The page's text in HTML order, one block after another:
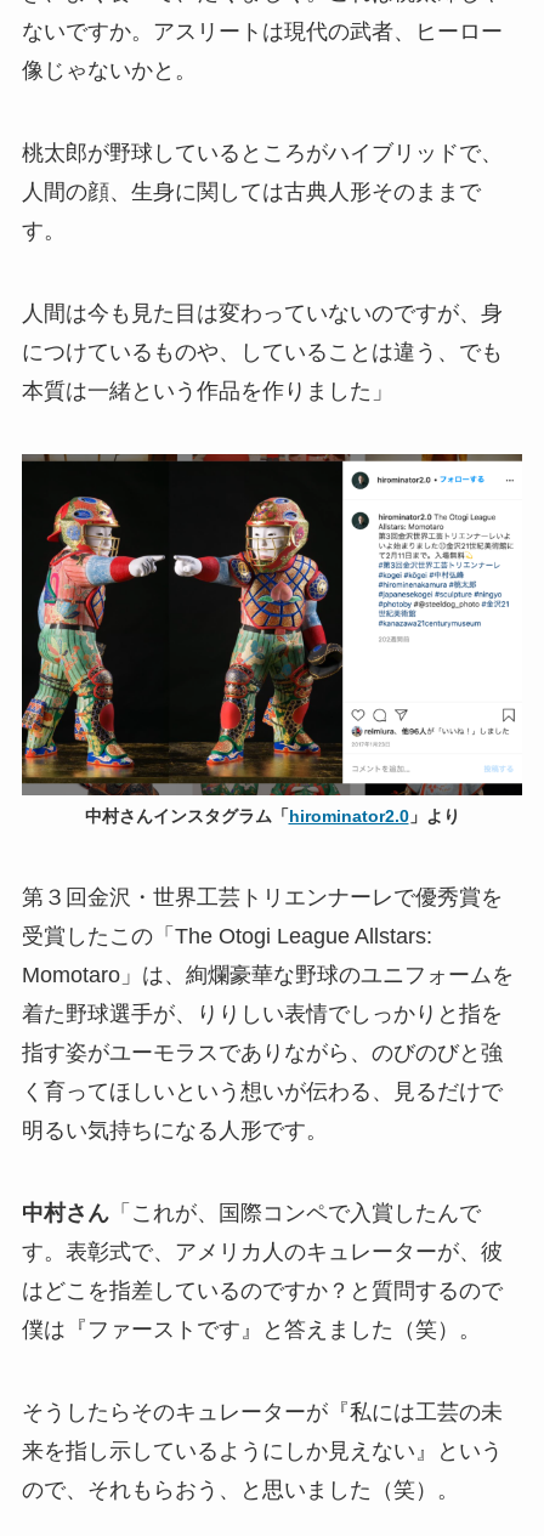
ないですか。アスリートは現代の武者、ヒーロー
像じゃないかと。
桃太郎が野球しているところがハイブリッドで、
人間の顔、生身に関しては古典人形そのままで
す。
人間は今も見た目は変わっていないのですが、身
につけているものや、していることは違う、でも
本質は一緒という作品を作りました」
中村さんインスタグラム「hirominator2.0」より
第３回金沢・世界工芸トリエンナーレで優秀賞を
受賞したこの「The Otogi League Allstars:
Momotaro」は、絢爛豪華な野球のユニフォームを
着た野球選手が、りりしい表情でしっかりと指を
指す姿がユーモラスでありながら、のびのびと強
く育ってほしいという想いが伝わる、見るだけで
明るい気持ちになる人形です。
中村さん「これが、国際コンペで入賞したんで
す。表彰式で、アメリカ人のキュレーターが、彼
はどこを指差しているのですか？と質問するので
僕は『ファーストです』と答えました（笑）。
そうしたらそのキュレーターが『私には工芸の未
来を指し示しているようにしか見えない』という
ので、それもらおう、と思いました（笑）。